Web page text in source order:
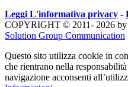
Leggi L'informativa privacy -
COPYRIGHT © 2011- 2026
Solution Group Communication
Questo sito utilizza cookie in
che rientrano nella
navigazione acconsenti